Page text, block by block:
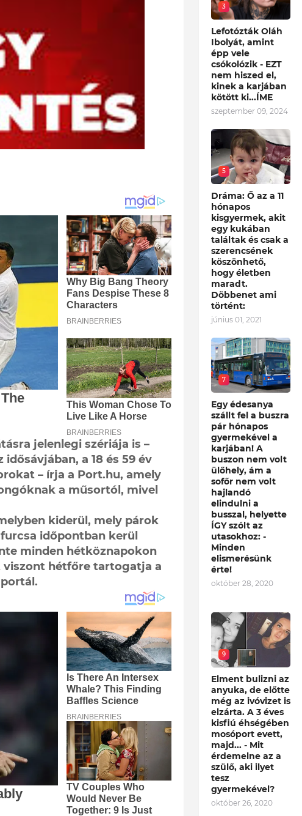
jelenlegi szériája is –
a 18 és 59 év
– írja a Port.hu, amely
a műsortól, mivel
kiderül, mely párok
időpontban kerül
minden hétköznapokon
hétfőre tartogatja a
3
Lefotózták Oláh
Ibolyát, amint
épp vele
csókolózik - EZT
nem hiszed el,
kinek a karjában
kötött ki...ÍME
szeptember 09, 2024
5
Dráma: Ő az a 11
hónapos
kisgyermek, akit
egy kukában
találtak és csak a
szerencsének
köszönhető,
hogy életben
maradt.
Döbbenet ami
történt:
június 01, 2021
7
Egy édesanya
szállt fel a buszra
pár hónapos
gyermekével a
karjában! A
buszon nem volt
ülőhely, ám a
sofőr nem volt
hajlandó
elindulni a
busszal, helyette
ÍGY szólt az
utasokhoz: -
Minden
elismerésünk
érte!
október 28, 2020
9
Elment bulizni az
anyuka, de előtte
még az ivóvizet is
elzárta. A 3 éves
kisfiú éhségében
mosóport evett,
majd... - Mit
érdemelne az a
szülő, aki ilyet
tesz
gyermekével?
október 26, 2020